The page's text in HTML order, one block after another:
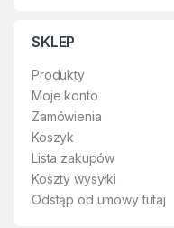
SKLEP
Produkty
Moje konto
Zamówienia
Koszyk
Lista zakupów
Koszty wysyłki
Odstąp od umowy tutaj